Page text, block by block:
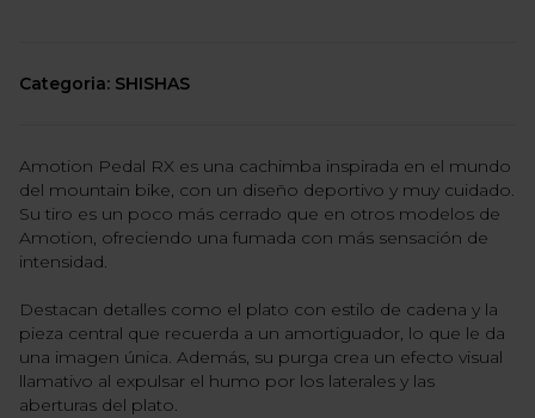
Categoria: SHISHAS
Amotion Pedal RX es una cachimba inspirada en el mundo
del mountain bike, con un diseño deportivo y muy cuidado.
Su tiro es un poco más cerrado que en otros modelos de
Amotion, ofreciendo una fumada con más sensación de
intensidad.
Destacan detalles como el plato con estilo de cadena y la
pieza central que recuerda a un amortiguador, lo que le da
una imagen única. Además, su purga crea un efecto visual
llamativo al expulsar el humo por los laterales y las
aberturas del plato.